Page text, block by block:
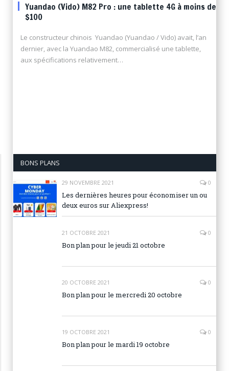
Yuandao (Vido) M82 Pro : une tablette 4G à moins de
$100
Le constructeur chinois Yuandao (Yuandao / Vido) avait, l’an
dernier, avec la Yuandao M82, commercialisé une tablette,
aux spécifications relativement…
BONS PLANS
29 NOVEMBRE 2021 0
Les dernières heures pour économiser un ou
deux euros sur Aliexpress!
21 OCTOBRE 2021 0
Bon plan pour le jeudi 21 octobre
20 OCTOBRE 2021 0
Bon plan pour le mercredi 20 octobre
19 OCTOBRE 2021 0
Bon plan pour le mardi 19 octobre